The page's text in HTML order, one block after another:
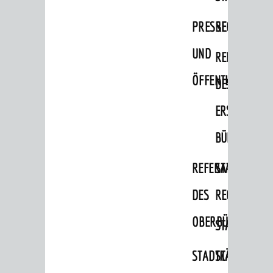
PRESSE-
UND REFERAT
DES
ERSTEN
REFERAT
DES
STABSSTELLE
RECHT
STADTKÄMMEREI
Vermiete doch an deine Stadt